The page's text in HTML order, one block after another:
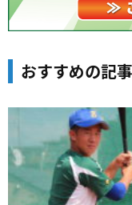
おすすめの記事